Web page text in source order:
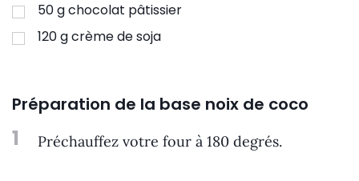
50gchocolat pâtissier
120gcrème de soja
Préparation de la base noix de coco
1 Préchauffez votre four à 180 degrés.